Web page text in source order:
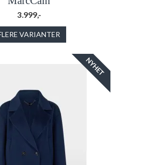
3.999,-
VARIANTER
NYHET